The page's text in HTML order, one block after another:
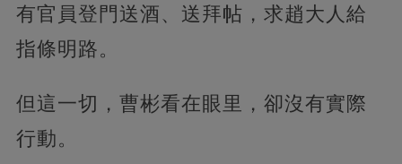
有官員登門送酒、送拜帖， 求趙大人給
指條明路。
但這一切，曹彬看在眼里，卻沒有實際
行動。